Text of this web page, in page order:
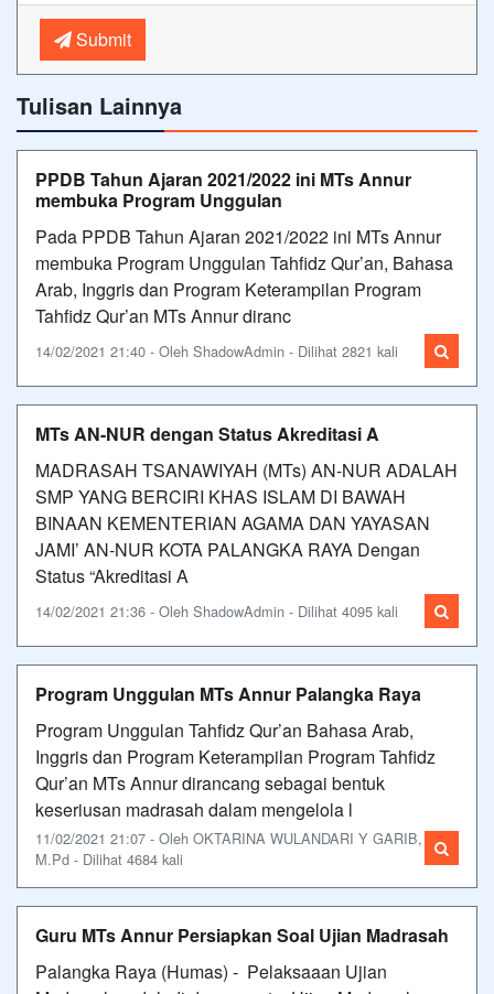
Submit
Tulisan Lainnya
PPDB Tahun Ajaran 2021/2022 ini MTs Annur
membuka Program Unggulan
Pada PPDB Tahun Ajaran 2021/2022 ini MTs Annur
membuka Program Unggulan Tahfidz Qur’an, Bahasa
Arab, Inggris dan Program Keterampilan Program
Tahfidz Qur’an MTs Annur diranc
14/02/2021 21:40 - Oleh ShadowAdmin - Dilihat 2821 kali
MTs AN-NUR dengan Status Akreditasi A
MADRASAH TSANAWIYAH (MTs) AN-NUR ADALAH
SMP YANG BERCIRI KHAS ISLAM DI BAWAH
BINAAN KEMENTERIAN AGAMA DAN YAYASAN
JAMI’ AN-NUR KOTA PALANGKA RAYA Dengan
Status “Akreditasi A
14/02/2021 21:36 - Oleh ShadowAdmin - Dilihat 4095 kali
Program Unggulan MTs Annur Palangka Raya
Program Unggulan Tahfidz Qur’an Bahasa Arab,
Inggris dan Program Keterampilan Program Tahfidz
Qur’an MTs Annur dirancang sebagai bentuk
keseriusan madrasah dalam mengelola l
11/02/2021 21:07 - Oleh OKTARINA WULANDARI Y GARIB,
M.Pd - Dilihat 4684 kali
Guru MTs Annur Persiapkan Soal Ujian Madrasah
Palangka Raya (Humas) - Pelaksaaan Ujian